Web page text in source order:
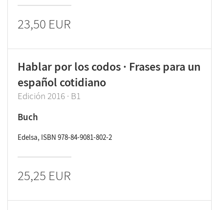
23,50 EUR
Hablar por los codos · Frases para un
español cotidiano
Edición 2016 · B1
Buch
Edelsa, ISBN 978-84-9081-802-2
25,25 EUR